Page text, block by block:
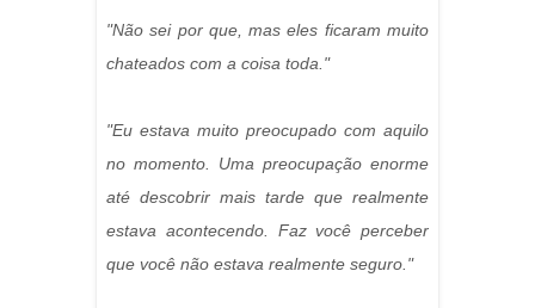
"Não sei por que, mas eles ficaram muito
chateados com a coisa toda."
"Eu estava muito preocupado com aquilo
no momento. Uma preocupação enorme
até descobrir mais tarde que realmente
estava acontecendo. Faz você perceber
que você não estava realmente seguro."